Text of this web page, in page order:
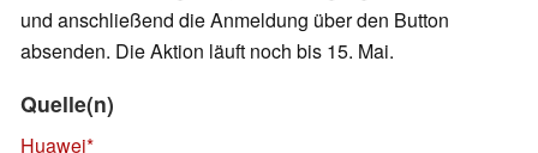
und anschließend die Anmeldung über den Button
absenden. Die Aktion läuft noch bis 15. Mai.
Quelle(n)
Huawei